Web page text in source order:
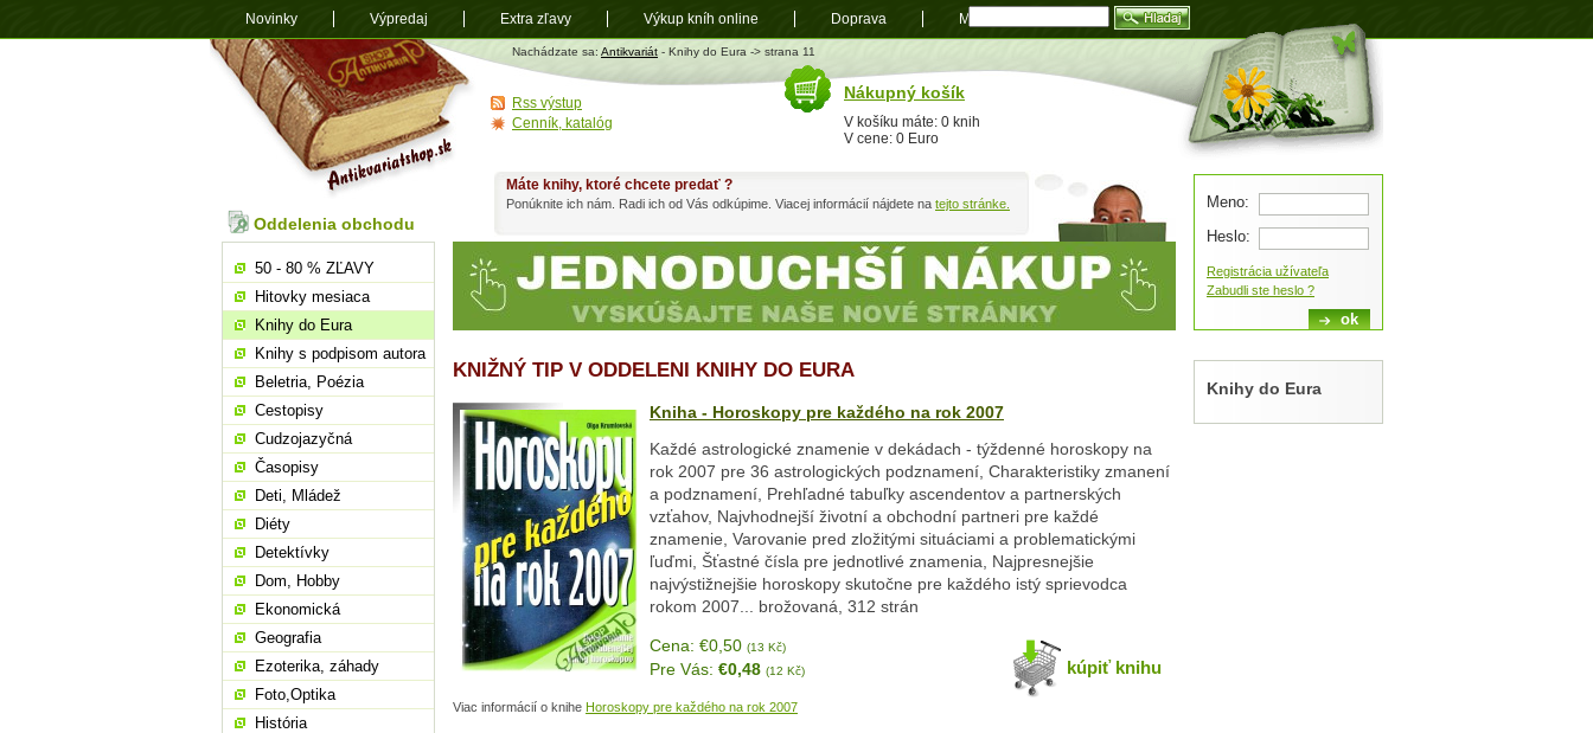
Antikvariát
shop.sk
Nachádzate sa: Antikvariát - Knihy do Eura -> strana 11
KNIŽNÝ TIP V ODDELENI KNIHY DO EURA
Kniha - Horoskopy pre každého na rok 2007
Každé astrologické znamenie v dekádach - týždenné horoskopy na
rok 2007 pre 36 astrologických podznamení, Charakteristiky zmanení
a podznamení, Prehľadné tabuľky ascendentov a partnerských
vzťahov, Najvhodnejší životní a obchodní partneri pre každé
znamenie, Varovanie pred zložitými situáciami a problematickými
ľuďmi, Šťastné čísla pre jednotlivé znamenia, Najpresnejšie
najvýstižnejšie horoskopy skutočne pre každého istý sprievodca
rokom 2007... brožovaná, 312 strán
kúpiť knihu
Cena: €0,50 (13 Kč)
Pre Vás: €0,48 (12 Kč)
Viac informácií o knihe Horoskopy pre každého na rok 2007
Knihy do Eura
Máte knihy, ktoré chcete predať ?
Ponúknite ich nám. Radi ich od Vás odkúpime. Viacej informácií nájdete na tejto stránke.
Oddelenia obchodu
50 - 80 % ZĽAVY
Hitovky mesiaca
Knihy do Eura
Knihy s podpisom autora
Beletria, Poézia
Cestopisy
Cudzojazyčná
Časopisy
Deti, Mládež
Diéty
Detektívky
Dom, Hobby
Ekonomická
Geografia
Ezoterika, záhady
Foto,Optika
História
Meno:
Heslo:
Registrácia užívateľa
Zabudli ste heslo ?
Nákupný košík
V košíku máte: 0 knih
V cene: 0 Euro
Rss výstup
Cenník, katalóg
Novinky Výpredaj Extra zľavy Výkup kníh online Doprava Mapa